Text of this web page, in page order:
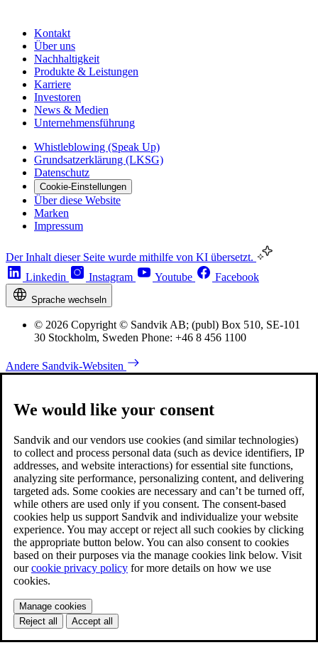
Kontakt
Über uns
Nachhaltigkeit
Produkte & Leistungen
Karriere
Investoren
News & Medien
Unternehmensführung
Whistleblowing (Speak Up)
Grundsatzerklärung (LKSG)
Datenschutz
Cookie-Einstellungen
Über diese Website
Marken
Impressum
Der Inhalt dieser Seite wurde mithilfe von KI übersetzt.
Linkedin
Instagram Youtube Facebook
Sprache wechseln
© 2026 Copyright © Sandvik AB; (publ) Box 510, SE-101
30 Stockholm, Sweden Phone: +46 8 456 1100
Andere Sandvik-Websiten
We would like your consent
Sandvik and our vendors use cookies (and similar technologies)
to collect and process personal data (such as device identifiers, IP
addresses, and website interactions) for essential site functions,
analyzing site performance, personalizing content, and delivering
targeted ads. Some cookies are necessary and can’t be turned off,
while others are used only if you consent. The consent-based
cookies help us support Sandvik and individualize your website
experience. You may accept or reject all such cookies by clicking
the appropriate button below. You can also consent to cookies
based on their purposes via the manage cookies link below. Visit
ourcookie privacy policy for more details on how we use
cookies.
Manage cookies
Reject all
Accept all